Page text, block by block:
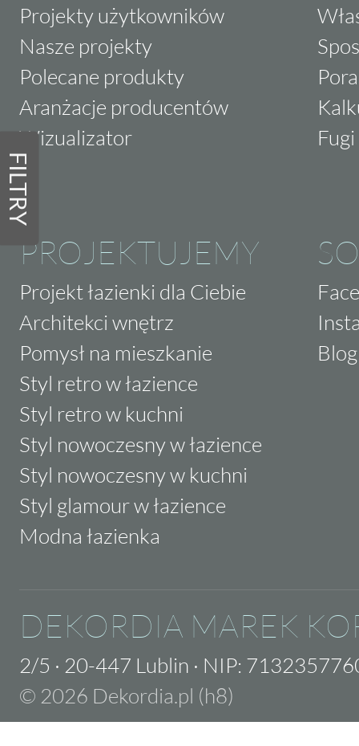
FILTRY
Projekty użytkowników
Nasze projekty
Polecane produkty
Aranżacje producentów
Wizualizator
PROJEKTUJEMY
Projekt łazienki dla Ciebie
Architekci wnętrz
Pomysł na mieszkanie
Styl retro w łazience
Styl retro w kuchni
Styl nowoczesny w łazience
Styl nowoczesny w kuchni
Styl glamour w łazience
Modna łazienka
Blog
DEKORDIA MAREK
2/5 · 20-447 Lublin · NIP:
© 2026 Dekordia.pl (h8)